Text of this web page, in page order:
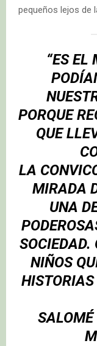
pequeños lejos de
“ES EL
PORQUE
QUE
LA
MIRADA
UNA
SOCIEDAD.
NIÑOS